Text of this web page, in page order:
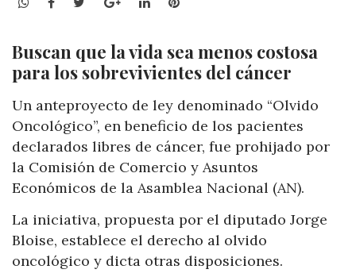
Buscan que la vida sea menos costosa
para los sobrevivientes del cáncer
Un anteproyecto de ley denominado “Olvido
Oncológico”, en beneficio de los pacientes
declarados libres de cáncer, fue prohijado por
la Comisión de Comercio y Asuntos
Económicos de la Asamblea Nacional (AN).
La iniciativa, propuesta por el diputado Jorge
Bloise, establece el derecho al olvido
oncológico y dicta otras disposiciones.